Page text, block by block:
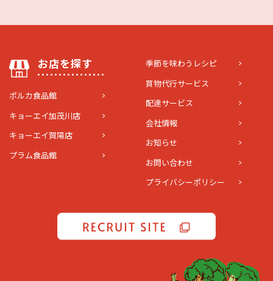
お店を探す
ポルカ食品館
キョーエイ加茂川店
キョーエイ賀陽店
プラム食品館
季節を味わうレシピ
買物代行サービス
配達サービス
会社情報
お知らせ
お問い合わせ
プライバシーポリシー